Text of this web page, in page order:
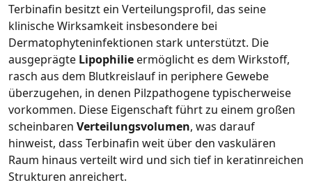
Terbinafin besitzt ein Verteilungsprofil, das seine
klinische Wirksamkeit insbesondere bei
Dermatophyteninfektionen stark unterstützt. Die
ausgeprägte Lipophilieermöglicht es dem Wirkstoff,
rasch aus dem Blutkreislauf in periphere Gewebe
überzugehen, in denen Pilzpathogene typischerweise
vorkommen. Diese Eigenschaft führt zu einem großen
scheinbaren Verteilungsvolumen, was darauf
hinweist, dass Terbinafin weit über den vaskulären
Raum hinaus verteilt wird und sich tief in keratinreichen
Strukturen anreichert.